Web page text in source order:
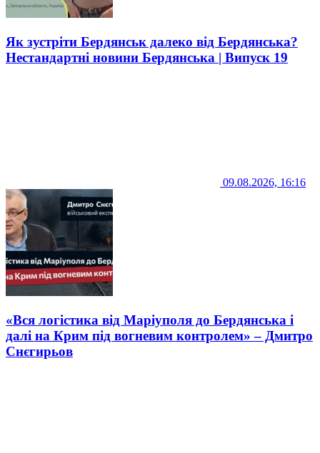
Як зустріти Бердянськ далеко від Бердянська?
Нестандартні новини Бердянська | Випуск 19
09.08.2026, 16:16
«Вся логістика від Маріуполя до Бердянська і
далі на Крим під вогневим контролем» – Дмитро
Снєгирьов